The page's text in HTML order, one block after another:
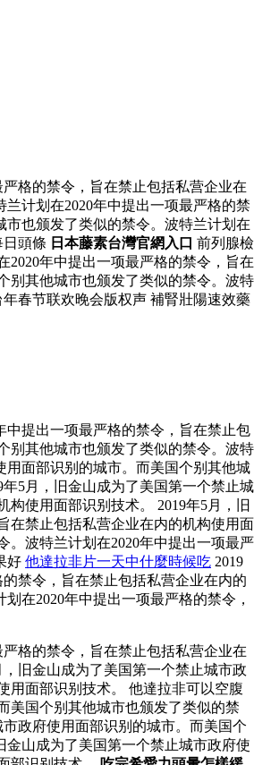
格的禁令，旨在禁止包括私营企业在
计划在2020年中提出一项最严格的禁
也颁发了类似的禁令。波特兰计划在
頭條 日本藤素台灣官網入口 前列腺檢
2020年中提出一项最严格的禁令，旨在
别其他城市也颁发了类似的禁令。波特
春节联欢晚会版权声 補腎壯陽速效藥
中提出一项最严格的禁令，旨在禁止包
别其他城市也颁发了类似的禁令。波特
用面部识别的城市。而美国个别其他城
年5月，旧金山成为了美国第一个禁止城
使用面部识别技术。 2019年5月，旧
在禁止包括私营企业在内的机构使用面
。波特兰计划在2020年中提出一项最严
好 他達拉非片一天中什麼時候吃 2019
禁令，旨在禁止包括私营企业在内的
在2020年中提出一项最严格的禁令，
格的禁令，旨在禁止包括私营企业在
，旧金山成为了美国第一个禁止城市政
用面部识别技术。 他達拉非可以空腹
美国个别其他城市也颁发了类似的禁
政府使用面部识别的城市。而美国个
山成为了美国第一个禁止城市政府使